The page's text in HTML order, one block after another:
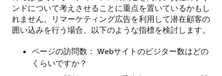
ンドについて考えさせることに重点を置いているかもし
れません。リマーケティング広告を利用して潜在顧客の
囲い込みを行う場合、以下のような指標を検討します。
ページの訪問数： Webサイトのビジター数はどの
くらいですか？